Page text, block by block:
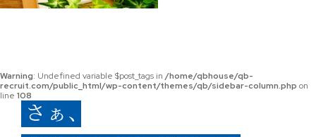
Warning: Undefined variable $post_tags in /home/qbhouse/qb-
recruit.com/public_html/wp-content/themes/qb/sidebar-column.php on
line 108